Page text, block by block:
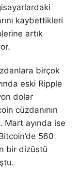
kaybettikleri
artık
birçok
eski Ripple
dolar
cüzdanının
Mart ayında ise
560
bir dizüstü